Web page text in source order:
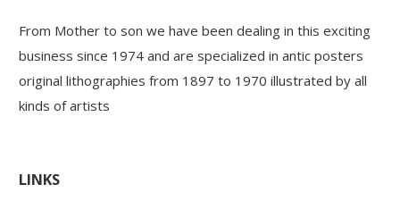
From Mother to son we have been dealing in this exciting
business since 1974 and are specialized in antic posters
original lithographies from 1897 to 1970 illustrated by all
kinds of artists
LINKS